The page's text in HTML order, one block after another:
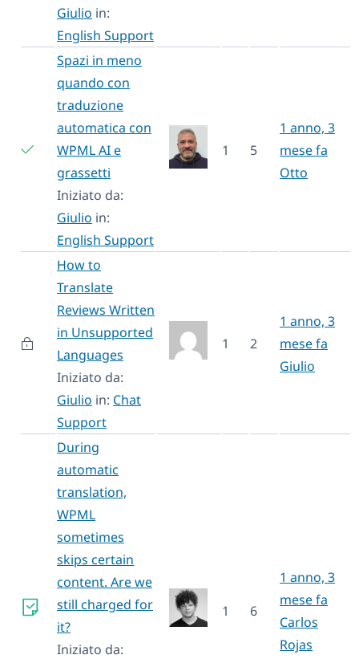
Giulio in:
English Support
Spazi in meno
quando con
traduzione
automatica con
WPML AI e
grassetti
Iniziato da:
Giulio in:
English Support
1 5
1 anno, 3
mese fa
Otto
How to
Translate
Reviews Written
in Unsupported
Languages
Iniziato da:
Giulio in: Chat
Support
1 2
1 anno, 3
mese fa
Giulio
During
automatic
translation,
WPML
sometimes
skips certain
content. Are we
still charged for
it?
Iniziato da:
1 6
1 anno, 3
mese fa
Carlos
Rojas